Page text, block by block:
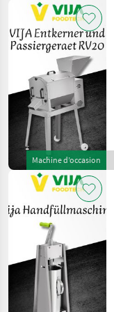
Machine d’occasion